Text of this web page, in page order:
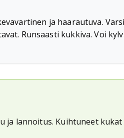
ja haarautuva.
Runsaasti kukkiva. Voi
ja lannoitus. Kuihtuneet